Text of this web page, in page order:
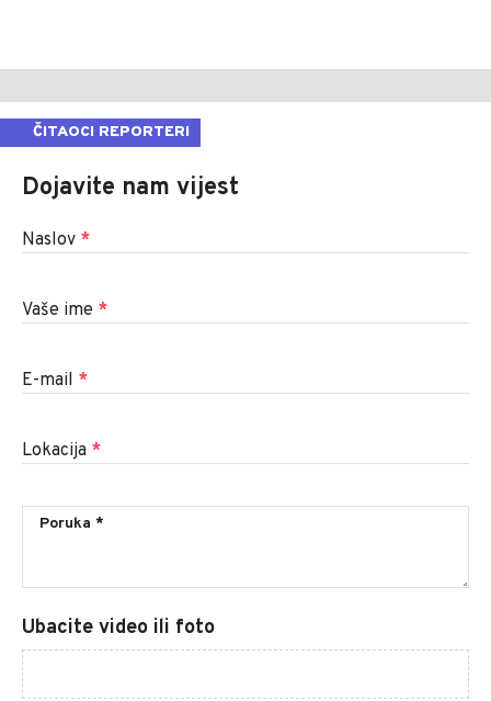
ČITAOCI REPORTERI
Dojavite nam vijest
Naslov *
Vaše ime *
E-mail *
Lokacija *
Ubacite video ili foto